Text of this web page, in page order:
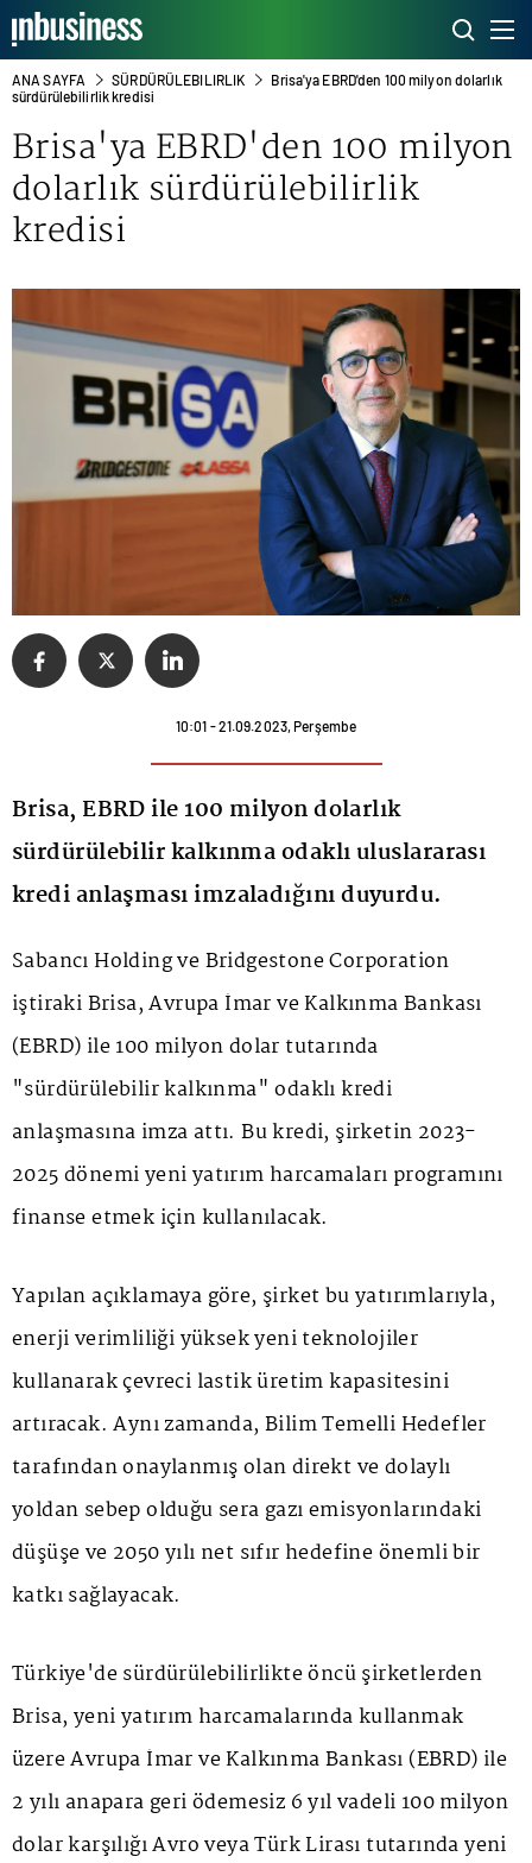
ANA SAYFA SÜRDÜRÜLEBILIRLIK
Brisa'ya EBRD'den 100 milyon dolarlık
sürdürülebilirlik kredisi
Brisa'ya EBRD'den 100 milyon
dolarlık sürdürülebilirlik
kredisi
10:01 - 21.09.2023, Perşembe
Brisa, EBRD ile 100 milyon dolarlık
sürdürülebilir kalkınma odaklı uluslararası
kredi anlaşması imzaladığını duyurdu.
Sabancı Holding ve Bridgestone Corporation
iştiraki Brisa, Avrupa İmar ve Kalkınma Bankası
(EBRD) ile 100 milyon dolar tutarında
"sürdürülebilir kalkınma" odaklı kredi
anlaşmasına imza attı. Bu kredi, şirketin 2023-
2025 dönemi yeni yatırım harcamaları programını
finanse etmek için kullanılacak.
Yapılan açıklamaya göre, şirket bu yatırımlarıyla,
enerji verimliliği yüksek yeni teknolojiler
kullanarak çevreci lastik üretim kapasitesini
artıracak. Aynı zamanda, Bilim Temelli Hedefler
tarafından onaylanmış olan direkt ve dolaylı
yoldan sebep olduğu sera gazı emisyonlarındaki
düşüşe ve 2050 yılı net sıfır hedefine önemli bir
katkı sağlayacak.
Türkiye'de sürdürülebilirlikte öncü şirketlerden
Brisa, yeni yatırım harcamalarında kullanmak
üzere Avrupa İmar ve Kalkınma Bankası (EBRD) ile
2 yılı anapara geri ödemesiz 6 yıl vadeli 100 milyon
dolar karşılığı Avro veya Türk Lirası tutarında yeni